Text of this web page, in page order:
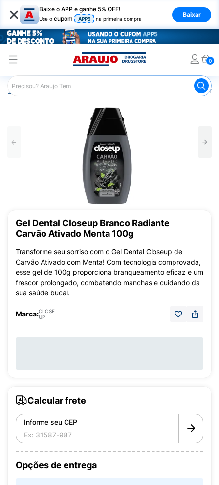
× Baixe o APP e ganhe 5% OFF!
Use o cupom APP5 na primeira compra
Baixar
0
Araujo Higiene Pessoal Pasta de Dente
Gel Dental Closeup Branco Radiante
Carvão Ativado Menta 100g
Transforme seu sorriso com o Gel Dental Closeup de
Carvão Ativado com Menta! Com tecnologia comprovada,
esse gel de 100g proporciona branqueamento eficaz e um
frescor prolongado, combatendo manchas e cuidando da
sua saúde bucal.
Marca:CLOSE
UP
Calcular frete
Informe seu CEP
Opções de entrega